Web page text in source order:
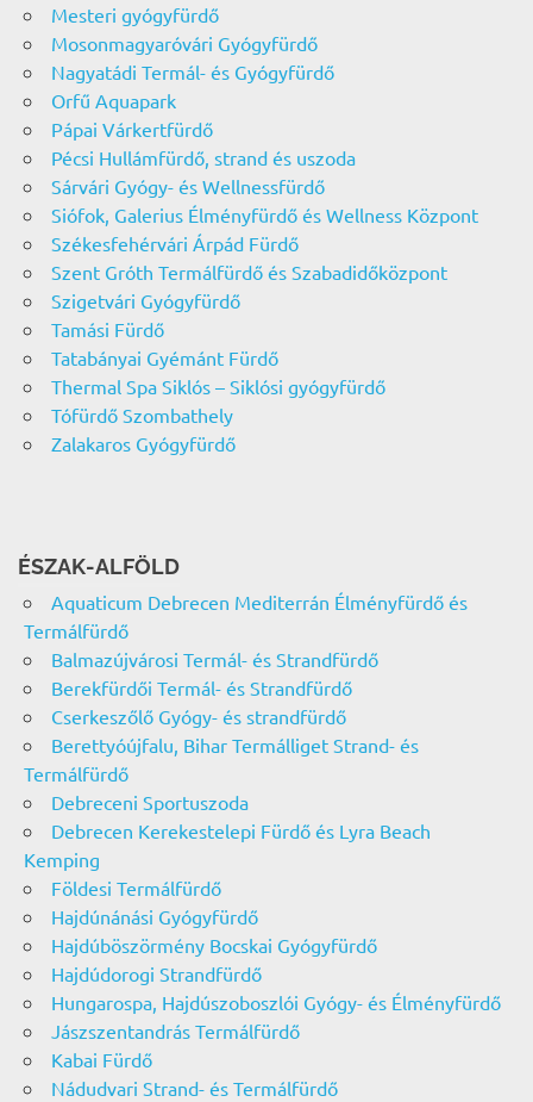
Mesteri gyógyfürdő
Mosonmagyaróvári Gyógyfürdő
Nagyatádi Termál- és Gyógyfürdő
Orfű Aquapark
Pápai Várkertfürdő
Pécsi Hullámfürdő, strand és uszoda
Sárvári Gyógy- és Wellnessfürdő
Siófok, Galerius Élményfürdő és Wellness Központ
Székesfehérvári Árpád Fürdő
Szent Gróth Termálfürdő és Szabadidőközpont
Szigetvári Gyógyfürdő
Tamási Fürdő
Tatabányai Gyémánt Fürdő
Thermal Spa Siklós – Siklósi gyógyfürdő
Tófürdő Szombathely
Zalakaros Gyógyfürdő
ÉSZAK-ALFÖLD
Aquaticum Debrecen Mediterrán Élményfürdő és
Termálfürdő
Balmazújvárosi Termál- és Strandfürdő
Berekfürdői Termál- és Strandfürdő
Cserkeszőlő Gyógy- és strandfürdő
Berettyóújfalu, Bihar Termálliget Strand- és
Termálfürdő
Debreceni Sportuszoda
Debrecen Kerekestelepi Fürdő és Lyra Beach
Kemping
Földesi Termálfürdő
Hajdúnánási Gyógyfürdő
Hajdúböszörmény Bocskai Gyógyfürdő
Hajdúdorogi Strandfürdő
Hungarospa, Hajdúszoboszlói Gyógy- és Élményfürdő
Jászszentandrás Termálfürdő
Kabai Fürdő
Nádudvari Strand- és Termálfürdő